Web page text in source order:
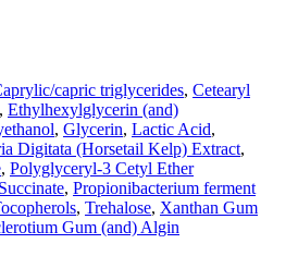
capric triglycerides, Cetearyl
, Ethylhexylglycerin (and)
, Glycerin, Lactic Acid,
Digitata (Horsetail Kelp) Extract,
, Polyglyceryl-3 Cetyl Ether
, Propionibacterium ferment
, Trehalose, Xanthan Gum
Gum (and) Algin